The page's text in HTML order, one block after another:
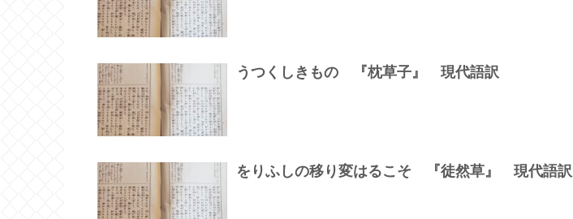
うつくしきもの 『枕草子』 現代語訳
をりふしの移り変はるこそ 『徒然草』 現代語訳